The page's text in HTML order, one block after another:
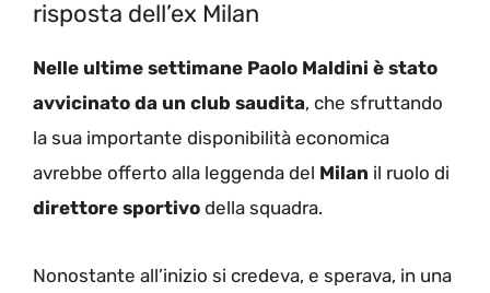
risposta dell’ex Milan
Nelle ultime settimane Paolo Maldini è stato
avvicinato da un club saudita, che sfruttando
la sua importante disponibilità economica
avrebbe offerto alla leggenda del Milan il ruolo di
direttore sportivo della squadra.
Nonostante all’inizio si credeva, e sperava, in una